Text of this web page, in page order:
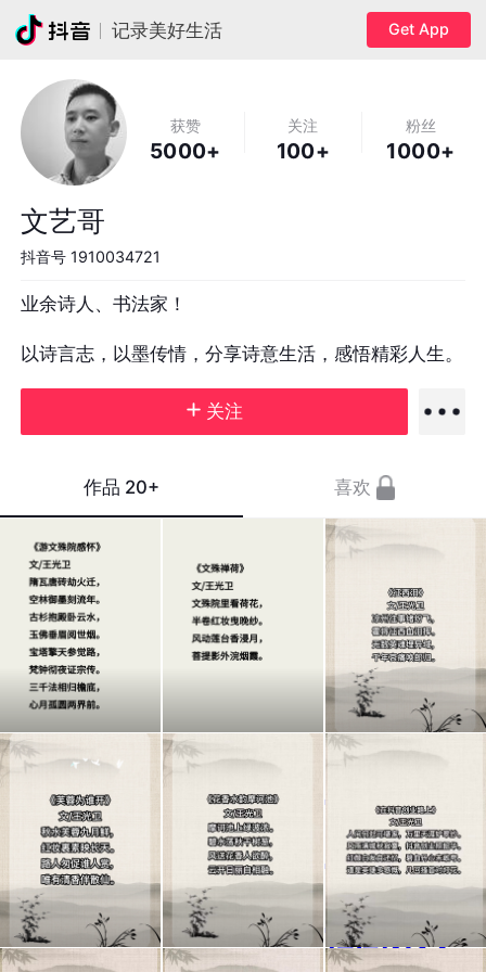
记录美好生活 Get App
获赞
5000+
关注
100+
粉丝
1000+
文艺哥
抖音号 1910034721
业余诗人、书法家！
以诗言志，以墨传情，分享诗意生活，感悟精彩人生。
关注
作品 20+ 喜欢
【凉
州往
事，